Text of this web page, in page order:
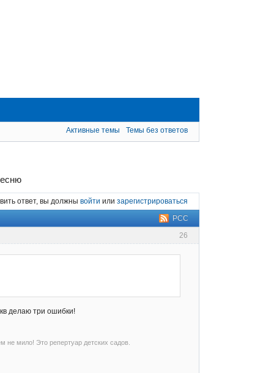
Активные темы Темы без ответов
ответ, вы должны войти или зарегистрироваться
РСС
26
делаю три ошибки!
не мило! Это репертуар детских садов.